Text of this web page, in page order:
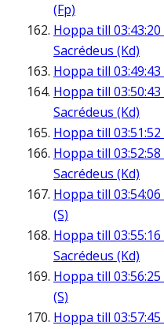
(Fp)
Hoppa till 03:43:20
Sacrédeus (Kd)
Hoppa till 03:49:43
Hoppa till 03:50:43
Sacrédeus (Kd)
Hoppa till 03:51:52
Hoppa till 03:52:58
Sacrédeus (Kd)
Hoppa till 03:54:06
(S)
Hoppa till 03:55:16
Sacrédeus (Kd)
Hoppa till 03:56:25
(S)
Hoppa till 03:57:45